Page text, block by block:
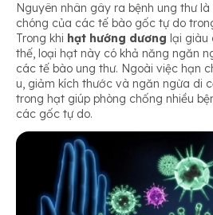
Nguyên nhân gây ra bệnh ung thư
chóng của các tế bào gốc tự do
Trong khi hạt hướng dương lại giàu
thế, loại hạt này có khả năng ngăn
các tế bào ung thư. Ngoài việc hạn
u, giảm kích thước và ngăn ngừa di
trong hạt giúp phòng chống nhiều
các gốc tự do.